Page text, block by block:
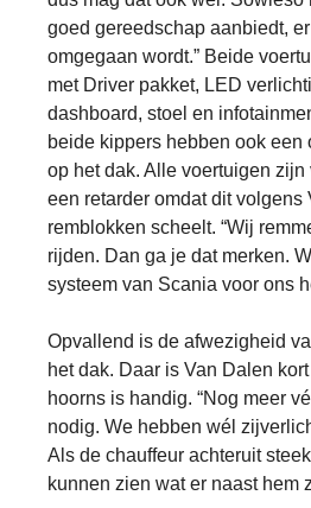
goed gereedschap aanbiedt,
omgegaan wordt.” Beide
met Driver pakket, LED
dashboard, stoel en
beide kippers hebben ook een
op het dak. Alle voertuigen zijn
een retarder omdat dit volgens
remblokken scheelt. “Wij
rijden. Dan ga je dat merken.
systeem van Scania voor ons
Opvallend is de afwezigheid
het dak. Daar is Van Dalen
hoorns is handig. “Nog meer
nodig. We hebben wél
Als de chauffeur achteruit
kunnen zien wat er naast hem